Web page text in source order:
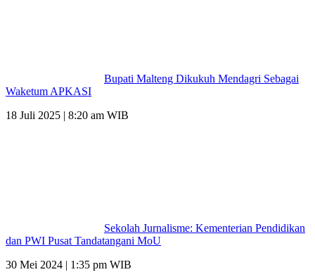
Bupati Malteng Dikukuh Mendagri Sebagai
Waketum APKASI
18 Juli 2025 | 8:20 am WIB
Sekolah Jurnalisme: Kementerian Pendidikan
dan PWI Pusat Tandatangani MoU
30 Mei 2024 | 1:35 pm WIB